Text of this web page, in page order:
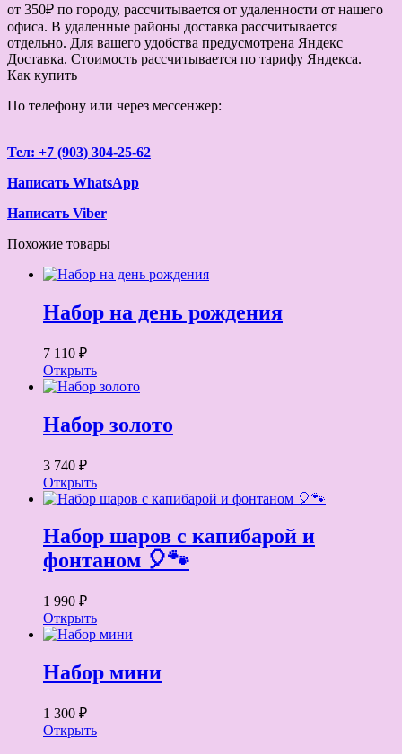
от 350₽ по городу, рассчитывается от удаленности от нашего
офиса. В удаленные районы доставка рассчитывается
отдельно. Для вашего удобства предусмотрена Яндекс
Доставка. Стоимость рассчитывается по тарифу Яндекса.
Как купить
По телефону или через мессенжер:
Тел: +7 (903) 304-25-62
Написать WhatsApp
Написать Viber
Похожие товары
Набор на день рождения
7 110 ₽
Открыть
Набор золото
3 740 ₽
Открыть
Набор шаров с капибарой и
фонтаном 🎈🐾
1 990 ₽
Открыть
Набор мини
1 300 ₽
Открыть